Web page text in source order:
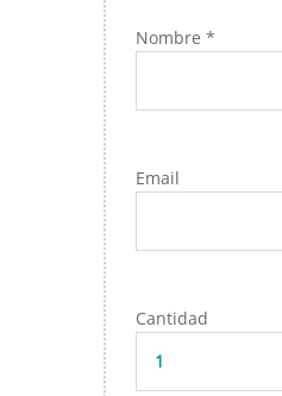
Nombre *
Email
Cantidad